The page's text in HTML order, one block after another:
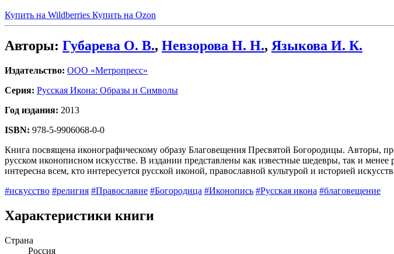
Купить на Wildberries Купить на Ozon
Авторы: Губарева О. В., Невзорова Н. Н., Языкова И. К.
Издательство: ООО «Метропресс»
Серия: Русская Икона: Образы и Символы
Год издания: 2013
ISBN: 978-5-9906068-0-0
Книга посвящена иконографическому образу Благовещения Пресвятой Богородицы. Авторы,
русском иконописном искусстве. В издании представлены как известные шедевры, так и
интересна всем, кто интересуется русской иконой, православной культурой и историей
#искусство #религия #Православие #Богородица #Иконопись #Русская икона #благовещение
Характеристики книги
Страна
Россия